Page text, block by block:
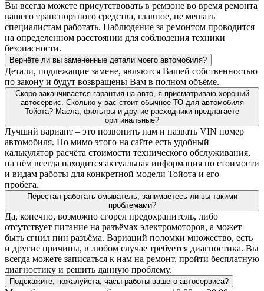
Вы всегда можете присутствовать в ремзоне во время ремонта
вашего транспортного средства, главное, не мешать
специалистам работать. Наблюдение за ремонтом проводится
на определенном расстоянии для соблюдения техники
безопасности.
Вернёте ли вы замененные детали моего автомобиля?
Детали, подлежащие замене, являются Вашей собственностью
по закону и будут возвращены Вам в полном объёме.
Скоро заканчивается гарантия на авто, я присматриваю хороший
автосервис. Сколько у вас стоит обычное ТО для автомобиля
Тойота? Масла, фильтры и другие расходники предлагаете
оригинальные?
Лучший вариант – это позвонить нам и назвать VIN номер
автомобиля. По мимо этого на сайте есть удобный
калькулятор расчёта стоимости технического обслуживания,
на нём всегда находится актуальная информация по стоимости
и видам работы для конкретной модели Тойота и его
пробега.
Перестал работать омыватель, занимаетесь ли вы такими
проблемами?
Да, конечно, возможно сгорел предохранитель, либо
отсутствует питание на разъёмах электромоторов, а может
быть сгнил пин разъёма. Вариаций поломки множество, есть
и другие причины, в любом случае требуется диагностика. Вы
всегда можете записаться к нам на ремонт, пройти бесплатную
диагностику и решить данную проблему.
Подскажите, пожалуйста, часы работы вашего автосервиса?